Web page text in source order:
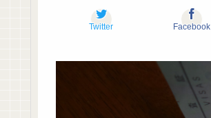
Twitter Facebook